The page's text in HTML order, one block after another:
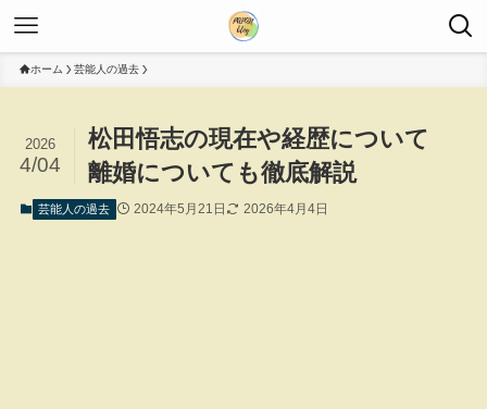
ホーム 芸能人の過去
松田悟志の現在や経歴について
離婚についても徹底解説
2026
4/04
芸能人の過去 2024年5月21日 2026年4月4日